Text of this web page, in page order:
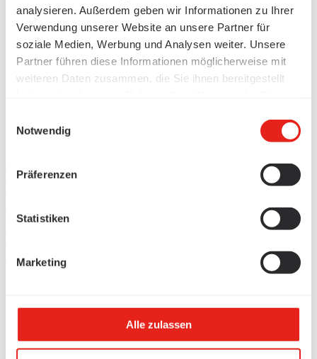
analysieren. Außerdem geben wir Informationen zu Ihrer
Verwendung unserer Website an unsere Partner für
soziale Medien, Werbung und Analysen weiter. Unsere
Partner führen diese Informationen möglicherweise mit
weiteren Daten zusammen, die Sie ihnen bereitgestellt
Notwendig
Präferenzen
Statistiken
Marketing
Alle zulassen
Produkte
Artikel Nr.